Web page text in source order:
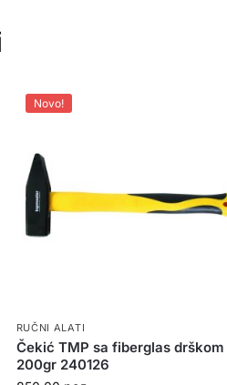
Novo!
RUČNI ALATI
Čekić TMP sa fiberglas drškom
200gr 240126